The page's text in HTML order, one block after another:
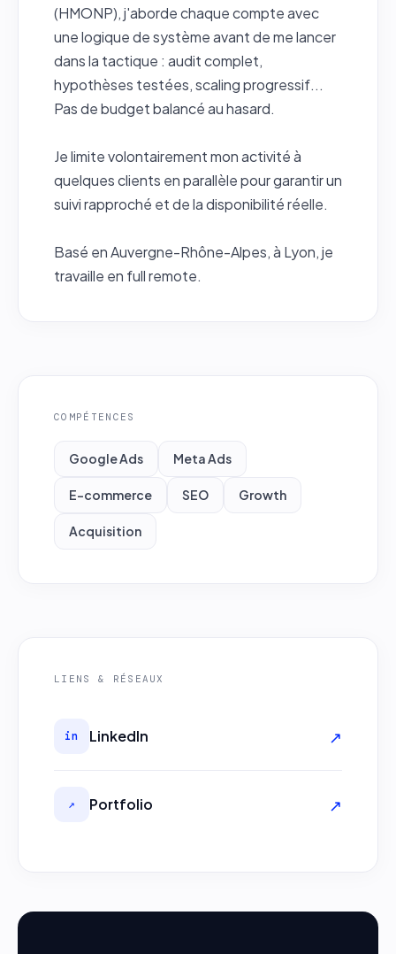
(HMONP), j'aborde chaque compte avec
une logique de système avant de me lancer
dans la tactique : audit complet,
hypothèses testées, scaling progressif...
Pas de budget balancé au hasard.
Je limite volontairement mon activité à
quelques clients en parallèle pour garantir un
suivi rapproché et de la disponibilité réelle.
Basé en Auvergne-Rhône-Alpes, à Lyon, je
travaille en full remote.
COMPÉTENCES
Google Ads Meta Ads
E-commerce SEO Growth
Acquisition
LIENS & RÉSEAUX
in LinkedIn ↗
↗ Portfolio ↗